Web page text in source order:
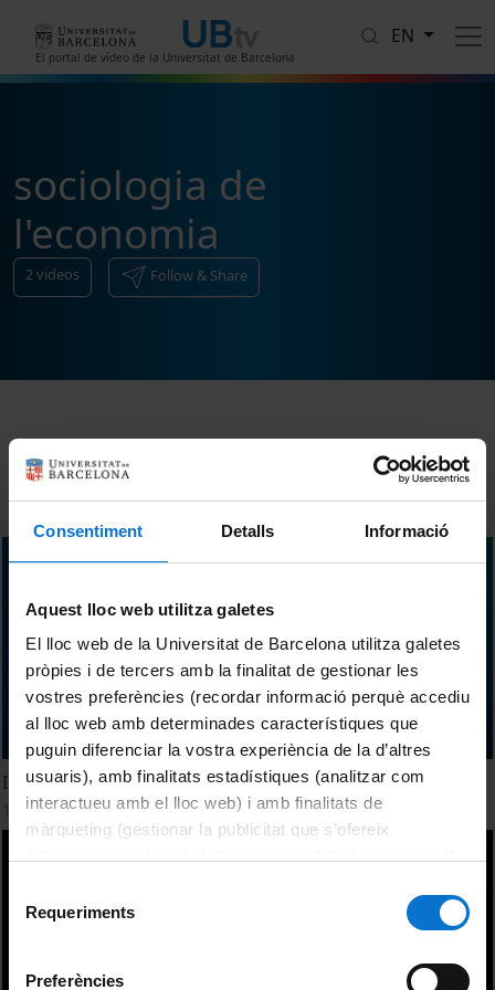
Consentiment Detalls Informació
Aquest lloc web utilitza galetes
El lloc web de la Universitat de Barcelona utilitza galetes
pròpies i de tercers amb la finalitat de gestionar les
vostres preferències (recordar informació perquè accediu
al lloc web amb determinades característiques que
puguin diferenciar la vostra experiència de la d’altres
usuaris), amb finalitats estadístiques (analitzar com
interactueu amb el lloc web) i amb finalitats de
màrqueting (gestionar la publicitat que s’ofereix
consultar laPolítica de galetes del lloc web de la
Requeriments
Preferències
El portal de vídeo de la Universitat de Barcelona
EN
sociologia de
l'economia
2videos Follow & Share
Sort
Implicacions de la IA sobre Economia Aplicada i Empresa
14 February, 2024